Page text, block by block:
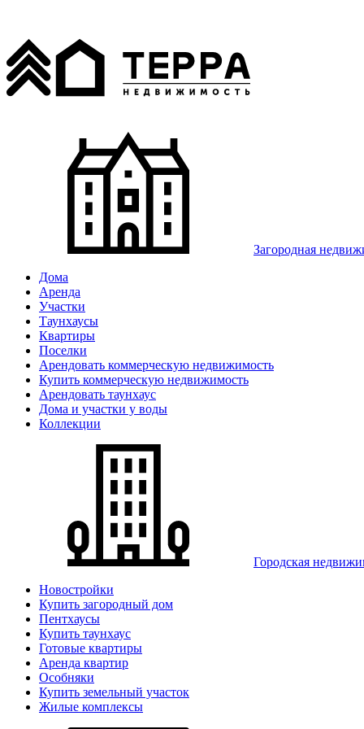
Загородная
Дома
Аренда
Участки
Таунхаусы
Квартиры
Поселки
Арендовать коммерческую недвижимость
Купить коммерческую недвижимость
Арендовать таунхаус
Дома и участки у воды
Коллекции
Городская
Новостройки
Купить загородный дом
Пентхаусы
Купить таунхаус
Готовые квартиры
Аренда квартир
Особняки
Купить земельный участок
Жилые комплексы